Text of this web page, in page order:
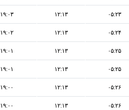
۰۵:۲۳ ۱۲:۱۳ ۱۹:۰۳
۰۵:۲۴ ۱۲:۱۳ ۱۹:۰۲
۰۵:۲۵ ۱۲:۱۳ ۱۹:۰۱
۰۵:۲۵ ۱۲:۱۳ ۱۹:۰۱
۰۵:۲۶ ۱۲:۱۳ ۱۹:۰۰
۰۵:۲۶ ۱۲:۱۳ ۱۹:۰۰